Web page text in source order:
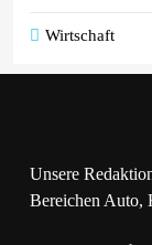
Wirtschaft
Unsere
Bereichen Auto,